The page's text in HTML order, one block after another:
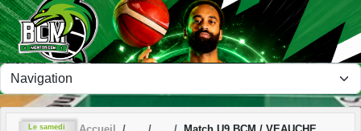
Le samedi
Panneau de gestion des cookies